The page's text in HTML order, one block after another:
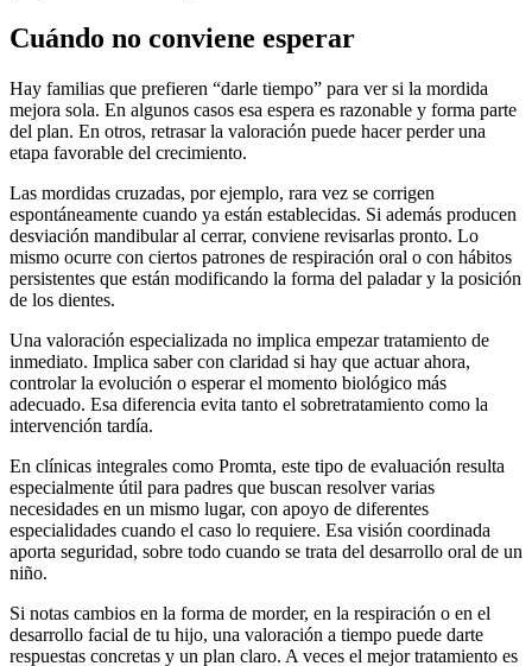
Cuándo no conviene esperar
Hay familias que prefieren “darle tiempo” para ver si la mordida
mejora sola. En algunos casos esa espera es razonable y forma parte
del plan. En otros, retrasar la valoración puede hacer perder una
etapa favorable del crecimiento.
Las mordidas cruzadas, por ejemplo, rara vez se corrigen
espontáneamente cuando ya están establecidas. Si además producen
desviación mandibular al cerrar, conviene revisarlas pronto. Lo
mismo ocurre con ciertos patrones de respiración oral o con hábitos
persistentes que están modificando la forma del paladar y la posición
de los dientes.
Una valoración especializada no implica empezar tratamiento de
inmediato. Implica saber con claridad si hay que actuar ahora,
controlar la evolución o esperar el momento biológico más
adecuado. Esa diferencia evita tanto el sobretratamiento como la
intervención tardía.
En clínicas integrales como Promta, este tipo de evaluación resulta
especialmente útil para padres que buscan resolver varias
necesidades en un mismo lugar, con apoyo de diferentes
especialidades cuando el caso lo requiere. Esa visión coordinada
aporta seguridad, sobre todo cuando se trata del desarrollo oral de un
niño.
Si notas cambios en la forma de morder, en la respiración o en el
desarrollo facial de tu hijo, una valoración a tiempo puede darte
respuestas concretas y un plan claro. A veces el mejor tratamiento es